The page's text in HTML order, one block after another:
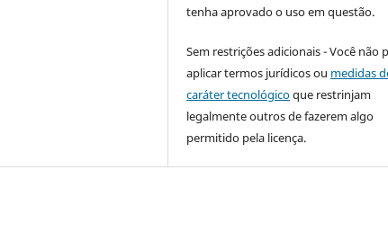
tenha aprovado o uso em questão.
Sem restrições adicionais - Você não
aplicar termos jurídicos ou medidas
caráter tecnológicoque restrinjam
legalmente outros de fazerem algo
permitido pela licença.